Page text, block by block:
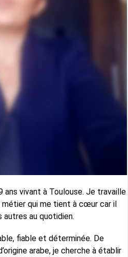
ans vivant à Toulouse. Je travaille
métier qui me tient à cœur car il
autres au quotidien.
fiable et déterminée. De
arabe, je cherche à établir